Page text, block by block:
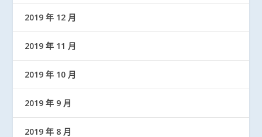
2019 年 12 月
2019 年 11 月
2019 年 10 月
2019 年 9 月
2019 年 8 月